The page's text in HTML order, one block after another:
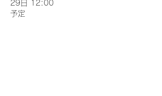
29日 12:00
予定